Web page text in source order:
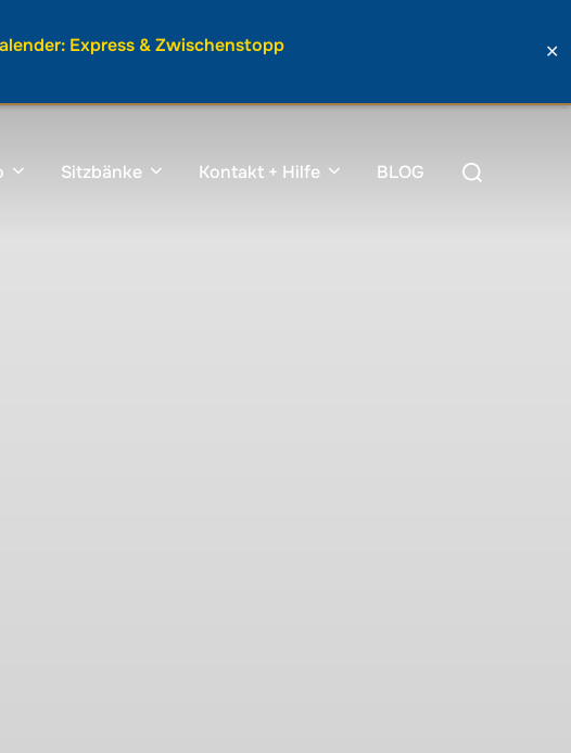
Express & Zwischenstopp ✕
Sitzbänke Kontakt + Hilfe BLOG
Suchen
nach: